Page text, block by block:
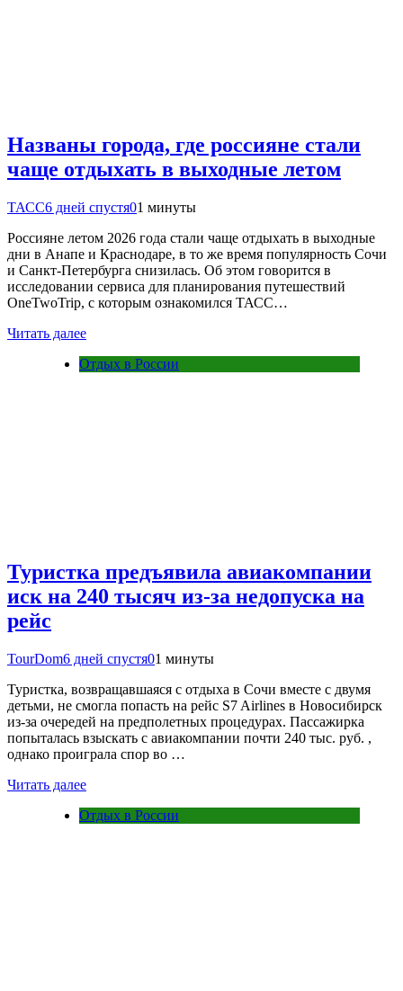
Названы города, где россияне стали
чаще отдыхать в выходные летом
ТАСС6 дней спустя01 минуты
Россияне летом 2026 года стали чаще отдыхать в выходные
дни в Анапе и Краснодаре, в то же время популярность Сочи
и Санкт-Петербурга снизилась. Об этом говорится в
исследовании сервиса для планирования путешествий
OneTwoTrip, с которым ознакомился ТАСС…
Читать далее
Отдых в России
Туристка предъявила авиакомпании
иск на 240 тысяч из-за недопуска на
рейс
TourDom6 дней спустя01 минуты
Туристка, возвращавшаяся с отдыха в Сочи вместе с двумя
детьми, не смогла попасть на рейс S7 Airlines в Новосибирск
из-за очередей на предполетных процедурах. Пассажирка
попыталась взыскать с авиакомпании почти 240 тыс. руб. ,
однако проиграла спор во …
Читать далее
Отдых в России